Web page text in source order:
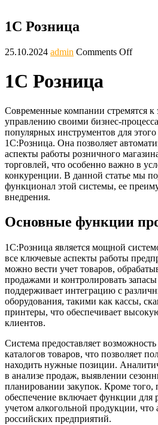
1С Розница
25.10.2024 admin Comments Off
1С Розница
Современные компании стремятся
управлению своими бизнес-
популярных инструментов для этого
1С:Розница. Она позволяет
аспекты работы розничного
торговлей, что особенно важно в
конкуренции. В данной статье мы
функционал этой системы, ее
внедрения.
Основные функции
1С:Розница является мощной
все ключевые аспекты работы
можно вести учет товаров,
продажами и контролировать
поддерживает интеграцию с
оборудования, такими как кассы,
принтеры, что обеспечивает
клиентов.
Система предоставляет
каталогов товаров, что позволяет
находить нужные позиции.
в анализе продаж, выявлении
планировании закупок. Кроме того,
обеспечение включает функции для
учетом алкогольной продукции, что
российских предприятий.